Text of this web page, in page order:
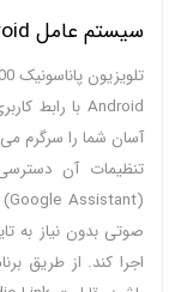
سیستم عامل Android با پاناسونیک
آسان شما را سرگرم
تنظیمات آن
صوتی بدون نیاز به